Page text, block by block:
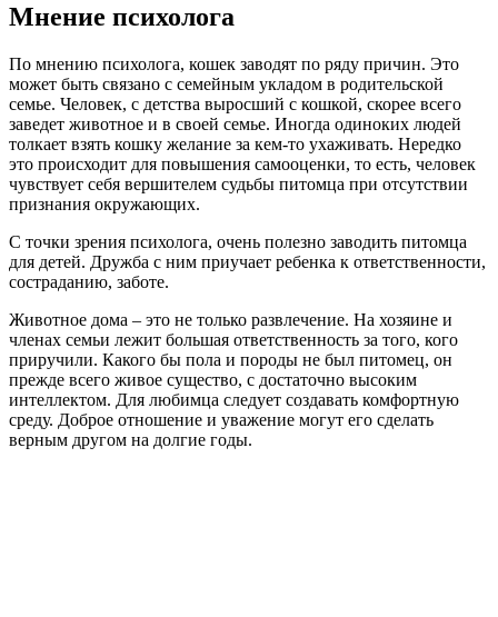
Мнение психолога
По мнению психолога, кошек заводят по ряду причин. Это
может быть связано с семейным укладом в родительской
семье. Человек, с детства выросший с кошкой, скорее всего
заведет животное и в своей семье. Иногда одиноких людей
толкает взять кошку желание за кем-то ухаживать. Нередко
это происходит для повышения самооценки, то есть, человек
чувствует себя вершителем судьбы питомца при отсутствии
признания окружающих.
С точки зрения психолога, очень полезно заводить питомца
для детей. Дружба с ним приучает ребенка к ответственности,
состраданию, заботе.
Животное дома – это не только развлечение. На хозяине и
членах семьи лежит большая ответственность за того, кого
приручили. Какого бы пола и породы не был питомец, он
прежде всего живое существо, с достаточно высоким
интеллектом. Для любимца следует создавать комфортную
среду. Доброе отношение и уважение могут его сделать
верным другом на долгие годы.